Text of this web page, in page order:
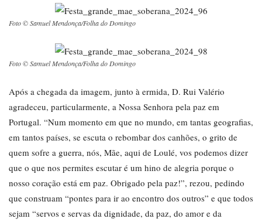
Foto © Samuel Mendonça/Folha do Domingo
Foto © Samuel Mendonça/Folha do Domingo
Após a chegada da imagem, junto à ermida, D. Rui Valério
agradeceu, particularmente, a Nossa Senhora pela paz em
Portugal. “Num momento em que no mundo, em tantas geografias,
em tantos países, se escuta o rebombar dos canhões, o grito de
quem sofre a guerra, nós, Mãe, aqui de Loulé, vos podemos dizer
que o que nos permites escutar é um hino de alegria porque o
nosso coração está em paz. Obrigado pela paz!”, rezou, pedindo
que construam “pontes para ir ao encontro dos outros” e que todos
sejam “servos e servas da dignidade, da paz, do amor e da